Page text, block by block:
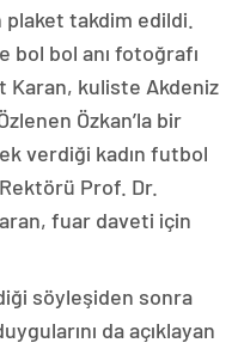
plaket takdim edildi.
bol anı fotoğrafı
Karan, kuliste Akdeniz
Özkan’la bir
verdiği kadın futbol
Prof. Dr.
fuar daveti için
söyleşiden sonra
da açıklayan